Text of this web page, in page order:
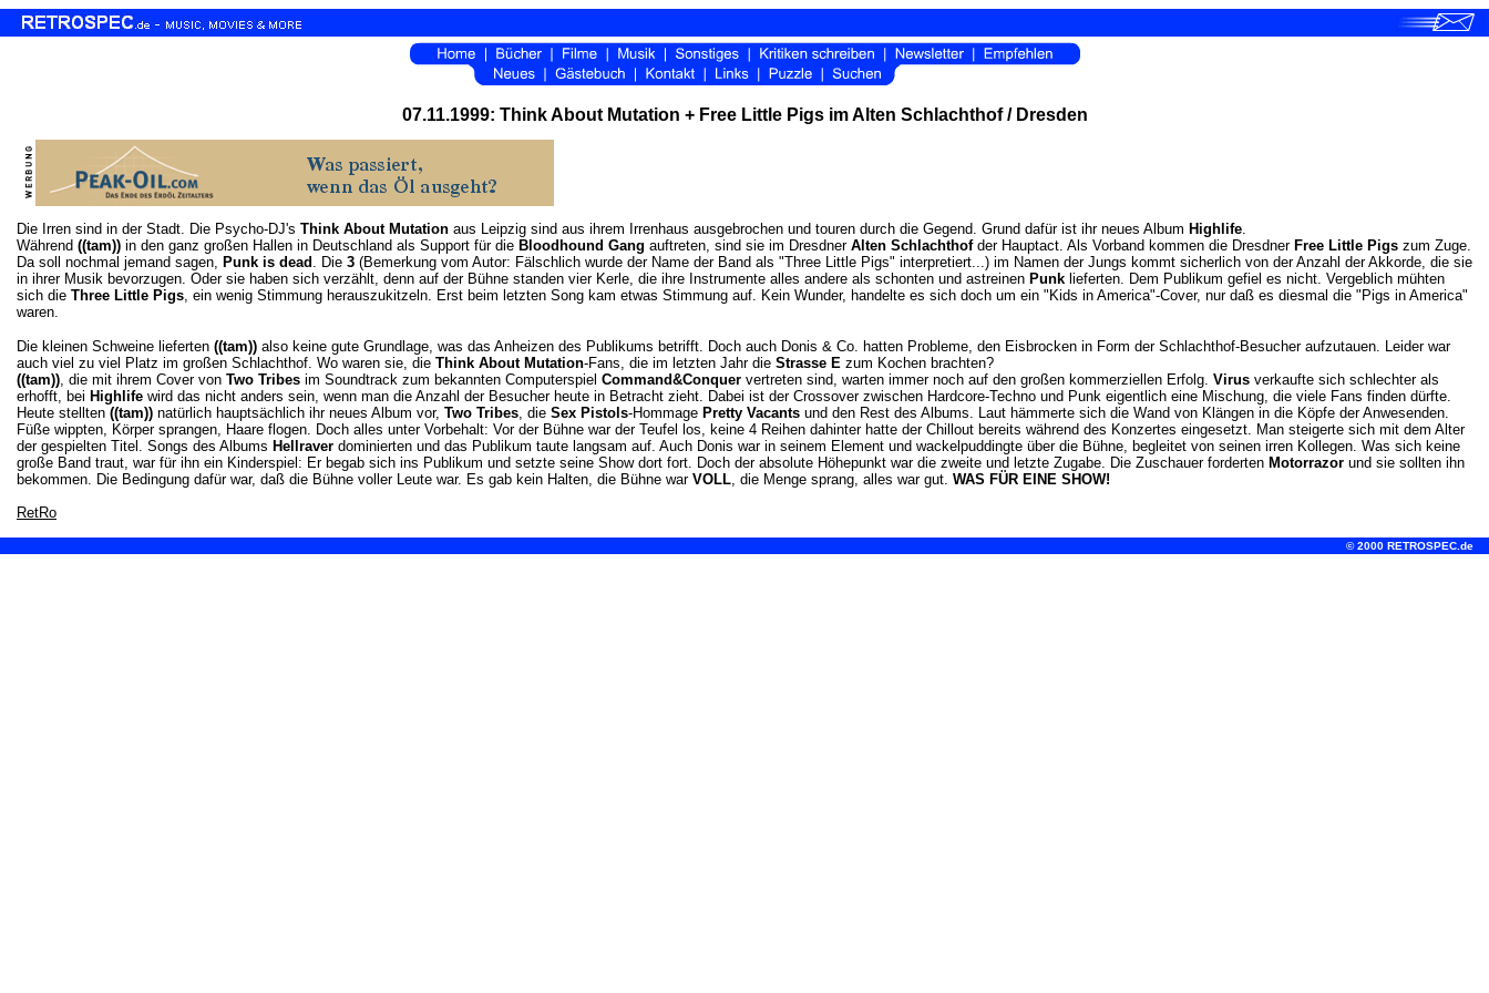
07.11.1999: Think About Mutation + Free Little Pigs im Alten Schlachthof / Dresden
Die Irren sind in der Stadt. Die Psycho-DJ's Think About Mutation aus Leipzig sind aus ihrem Irrenhaus ausgebrochen und touren durch die Gegend. Grund dafür ist ihr neues Album Highlife.
Während ((tam)) in den ganz großen Hallen in Deutschland als Support für die Bloodhound Gang auftreten, sind sie im Dresdner Alten Schlachthofder Hauptact. Als Vorband kommen die Dresdner Free Little Pigs zum Zuge.
Da soll nochmal jemand sagen, Punk is dead . Die 3 (Bemerkung vom Autor: Fälschlich wurde der Name der Band als "Three Little Pigs" interpretiert...) im Namen der Jungs kommt sicherlich von der Anzahl der Akkorde, die sie
in ihrer Musik bevorzugen. Oder sie haben sich verzählt, denn auf der Bühne standen vier Kerle, die ihre Instrumente alles andere als schonten und astreinen Punk lieferten. Dem Publikum gefiel es nicht. Vergeblich mühten
sich die Three Little Pigs, ein wenig Stimmung herauszukitzeln. Erst beim letzten Song kam etwas Stimmung auf. Kein Wunder, handelte es sich doch um ein "Kids in America"-Cover, nur daß es diesmal die "Pigs in America"
waren.
Die kleinen Schweine lieferten ((tam)) also keine gute Grundlage, was das Anheizen des Publikums betrifft. Doch auch Donis & Co. hatten Probleme, den Eisbrocken in Form der Schlachthof-Besucher aufzutauen. Leider war
auch viel zu viel Platz im großen Schlachthof. Wo waren sie, die Think About Mutation-Fans, die im letzten Jahr die Strasse E zum Kochen brachten?
((tam)), die mit ihrem Cover von Two Tribes im Soundtrack zum bekannten Computerspiel Command&Conquer vertreten sind, warten immer noch auf den großen kommerziellen Erfolg. Virus verkaufte sich schlechter als
erhofft, bei Highlife wird das nicht anders sein, wenn man die Anzahl der Besucher heute in Betracht zieht. Dabei ist der Crossover zwischen Hardcore-Techno und Punk eigentlich eine Mischung, die viele Fans finden dürfte.
Heute stellten ((tam)) natürlich hauptsächlich ihr neues Album vor, Two Tribes, die Sex Pistols-Hommage Pretty Vacants und den Rest des Albums. Laut hämmerte sich die Wand von Klängen in die Köpfe der Anwesenden.
Füße wippten, Körper sprangen, Haare flogen. Doch alles unter Vorbehalt: Vor der Bühne war der Teufel los, keine 4 Reihen dahinter hatte der Chillout bereits während des Konzertes eingesetzt. Man steigerte sich mit dem Alter
der gespielten Titel. Songs des Albums Hellraver dominierten und das Publikum taute langsam auf. Auch Donis war in seinem Element und wackelpuddingte über die Bühne, begleitet von seinen irren Kollegen. Was sich keine
große Band traut, war für ihn ein Kinderspiel: Er begab sich ins Publikum und setzte seine Show dort fort. Doch der absolute Höhepunkt war die zweite und letzte Zugabe. Die Zuschauer forderten Motorrazor und sie sollten ihn
bekommen. Die Bedingung dafür war, daß die Bühne voller Leute war. Es gab kein Halten, die Bühne war VOLL, die Menge sprang, alles war gut. WAS FÜR EINE SHOW!
RetRo
© 2000 RETROSPEC.de